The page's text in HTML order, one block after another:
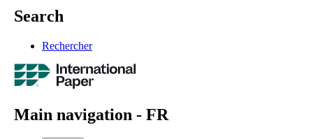
Search
Rechercher
Main navigation - FR